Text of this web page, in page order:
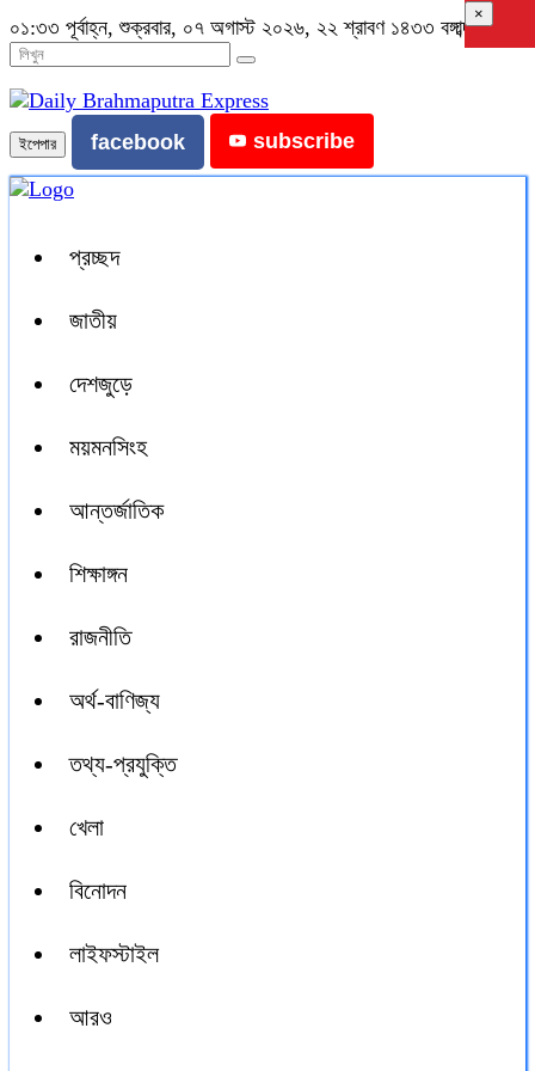
০১:৩৩ পূর্বাহ্ন, শুক্রবার, ০৭ অগাস্ট ২০২৬, ২২ শ্রাবণ ১৪৩৩ বঙ্গাব্দ
ইপেপার facebook subscribe
প্রচ্ছদ
জাতীয়
দেশজুড়ে
ময়মনসিংহ
আন্তর্জাতিক
শিক্ষাঙ্গন
রাজনীতি
অর্থ-বাণিজ্য
তথ্য-প্রযুক্তি
খেলা
বিনোদন
লাইফস্টাইল
আরও
×